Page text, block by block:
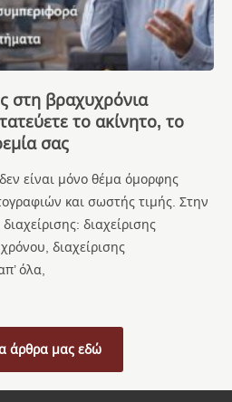
στη βραχυχρόνια
το ακίνητο, το
σας
είναι μόνο θέμα όμορφης
και σωστής τιμής. Στην
διαχείρισης
διαχείρισης
όλα,
άρθρα μας εδώ